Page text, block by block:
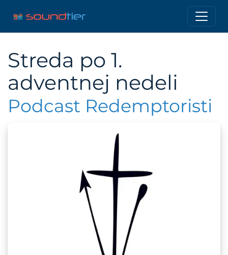
Streda po 1.
adventnej nedeli
Podcast Redemptoristi